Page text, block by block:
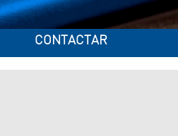
CONTACTAR